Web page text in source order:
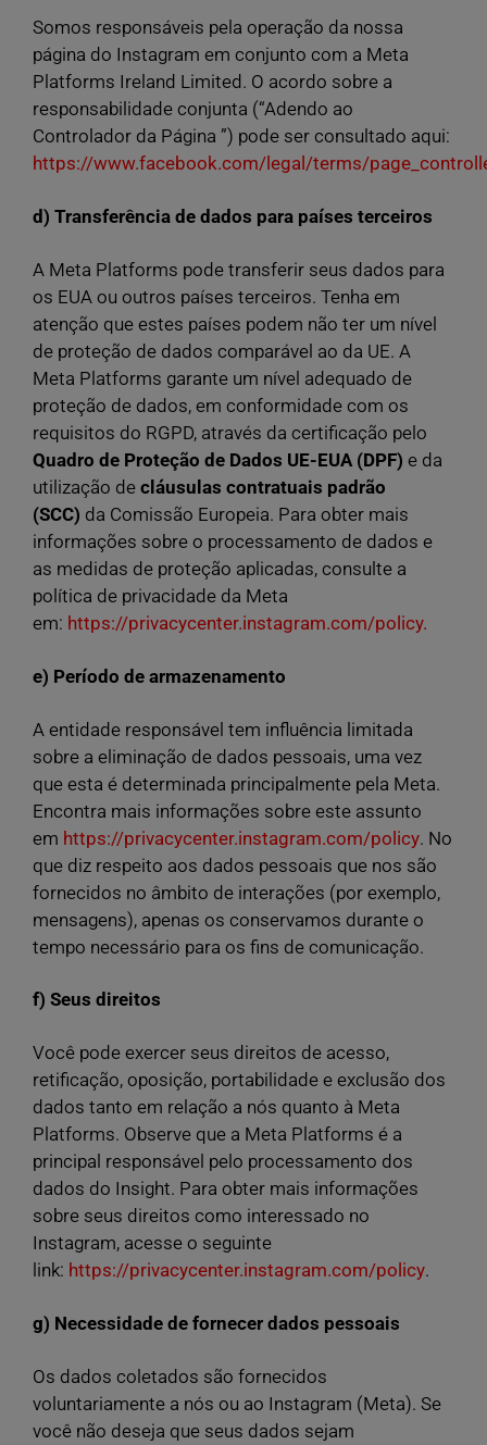
Somos responsáveis pela operação da nossa
página do Instagram em conjunto com a Meta
Platforms Ireland Limited. O acordo sobre a
responsabilidade conjunta (“Adendo ao
Controlador da Página ”) pode ser consultado aqui:
https://www.facebook.com/legal/terms/
d) Transferência de dados para países terceiros
A Meta Platforms pode transferir seus dados para
os EUA ou outros países terceiros. Tenha em
atenção que estes países podem não ter um nível
de proteção de dados comparável ao da UE. A
Meta Platforms garante um nível adequado de
proteção de dados, em conformidade com os
requisitos do RGPD, através da certificação pelo
Quadro de Proteção de Dados UE-EUA (DPF) e da
utilização de cláusulas contratuais padrão
(SCC) da Comissão Europeia. Para obter mais
informações sobre o processamento de dados e
as medidas de proteção aplicadas, consulte a
política de privacidade da Meta
em: https://privacycenter.instagram.com/policy.
e) Período de armazenamento
A entidade responsável tem influência limitada
sobre a eliminação de dados pessoais, uma vez
que esta é determinada principalmente pela Meta.
Encontra mais informações sobre este assunto
em https://privacycenter.instagram.com/policy. No
que diz respeito aos dados pessoais que nos são
fornecidos no âmbito de interações (por exemplo,
mensagens), apenas os conservamos durante o
tempo necessário para os fins de comunicação.
f) Seus direitos
Você pode exercer seus direitos de acesso,
retificação, oposição, portabilidade e exclusão dos
dados tanto em relação a nós quanto à Meta
Platforms. Observe que a Meta Platforms é a
principal responsável pelo processamento dos
dados do Insight. Para obter mais informações
sobre seus direitos como interessado no
Instagram, acesse o seguinte
link: https://privacycenter.instagram.com/policy.
g) Necessidade de fornecer dados pessoais
Os dados coletados são fornecidos
voluntariamente a nós ou ao Instagram (Meta). Se
você não deseja que seus dados sejam